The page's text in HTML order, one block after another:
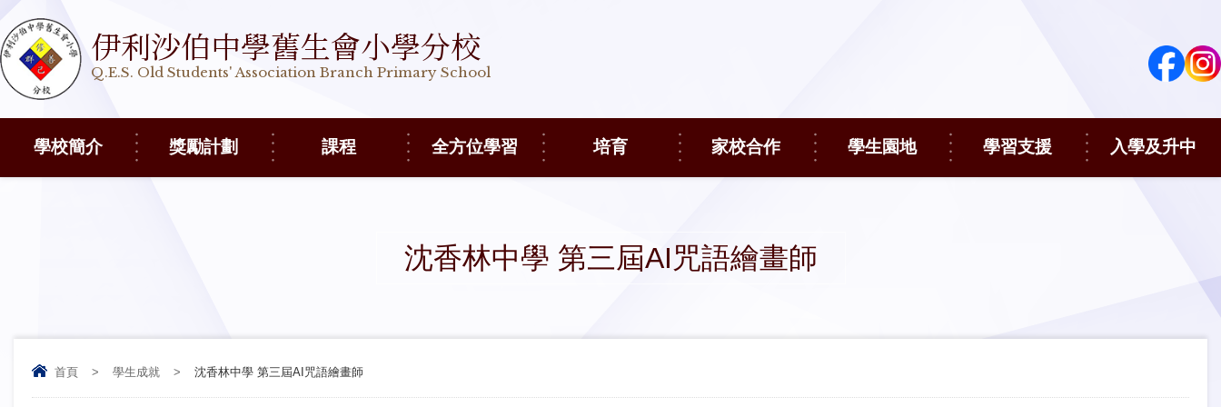
伊利沙伯中學舊生會小學分校
Q.E.S. Old Students' Association Branch Primary School
學校簡介 獎勵計劃 課程 全方位學習 培育 家校合作 學生園地 學習支援 入學及升中
沈香林中學 第三屆AI咒語繪畫師
首頁 > 學生成就 > 沈香林中學 第三屆AI咒語繪畫師